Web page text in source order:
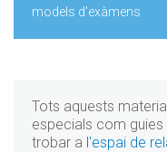
models d'exàmens
Tots aquests
especials com
trobar a l'espai de